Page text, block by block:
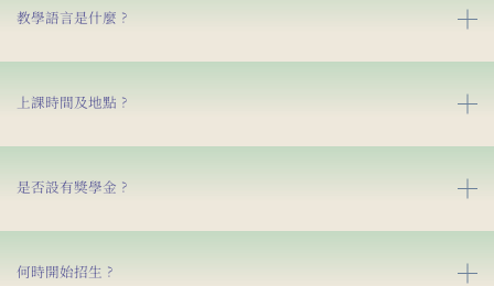
教學語言是什麼？
上課時間及地點？
是否設有獎學金？
何時開始招生？